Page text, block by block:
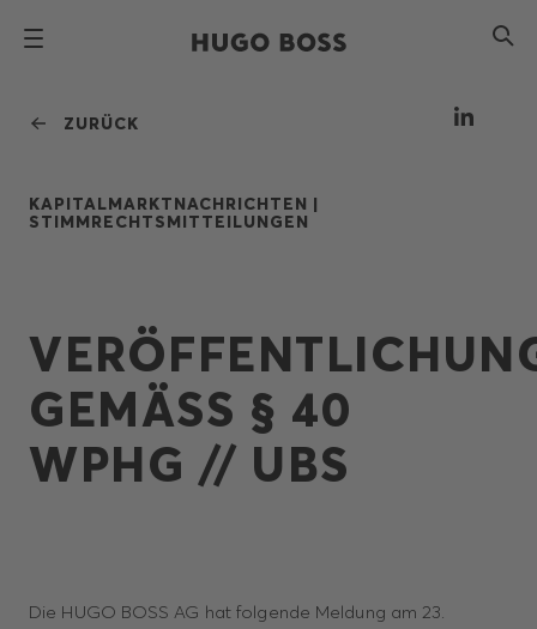
ZURÜCK
KAPITALMARKTNACHRICHTEN |
STIMMRECHTSMITTEILUNGEN
GEMÄSS § 40
WPHG // UBS
Die HUGO BOSS AG hat folgende Meldung am 23.